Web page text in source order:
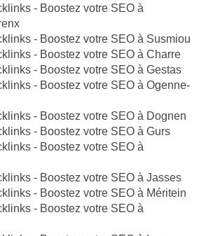
- Boostez votre SEO à
- Boostez votre SEO à Susmiou
- Boostez votre SEO à Charre
- Boostez votre SEO à Gestas
- Boostez votre SEO à Ogenne-
- Boostez votre SEO à Dognen
- Boostez votre SEO à Gurs
- Boostez votre SEO à
- Boostez votre SEO à Jasses
- Boostez votre SEO à Méritein
- Boostez votre SEO à